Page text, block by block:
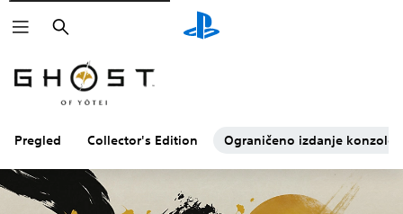
Pretraga
Pregled Collector's Edition Ograničeno izdanje konzole